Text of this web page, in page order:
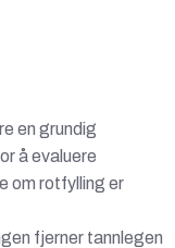
en grundig
å evaluere
om rotfylling er
fjerner tannlegen